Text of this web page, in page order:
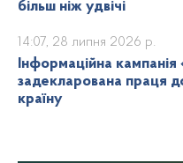
більш ніж удвічі
Інформаційна кампанія
задекларована праця
країну
14:07, 28 липня 2026 р.